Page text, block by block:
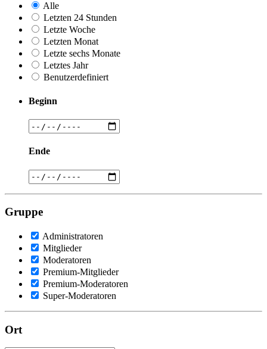
Alle
Letzten 24 Stunden
Letzte Woche
Letzten Monat
Letzte sechs Monate
Letztes Jahr
Benutzerdefiniert
Beginn
Ende
Gruppe
Administratoren
Mitglieder
Moderatoren
Premium-Mitglieder
Premium-Moderatoren
Super-Moderatoren
Ort